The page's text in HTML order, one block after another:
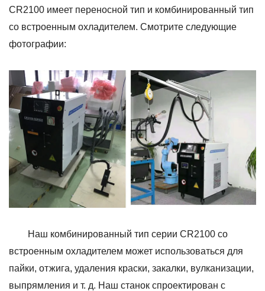
CR2100 имеет переносной тип и комбинированный тип
со встроенным охладителем. Смотрите следующие
фотографии:
Наш комбинированный тип серии CR2100 со
встроенным охладителем может использоваться для
пайки, отжига, удаления краски, закалки, вулканизации,
выпрямления и т. д. Наш станок спроектирован с